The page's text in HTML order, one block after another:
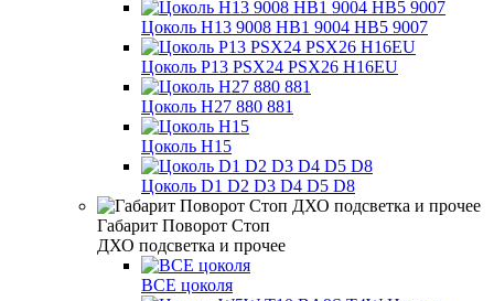
Цоколь H13 9008 HB1 9004 HB5 9007
Цоколь P13 PSX24 PSX26 H16EU
Цоколь H27 880 881
Цоколь H15
Цоколь D1 D2 D3 D4 D5 D8
Габарит Поворот Стоп
ДХО подсветка и прочее
ВСЕ цоколя